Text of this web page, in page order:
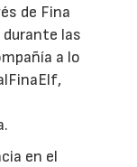
de Fina
las
a lo
en el